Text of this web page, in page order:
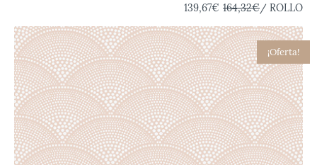
139,67€ 164,32€/ ROLLO
¡Oferta!